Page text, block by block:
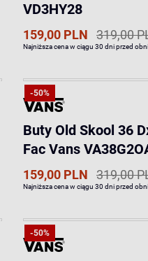
VD3HY28
159,00 PLN 319,00
Najniższa cena w ciągu 30 dni przed
-50%
Buty Old Skool 36
Fac Vans
159,00 PLN 319,00
Najniższa cena w ciągu 30 dni przed
-50%